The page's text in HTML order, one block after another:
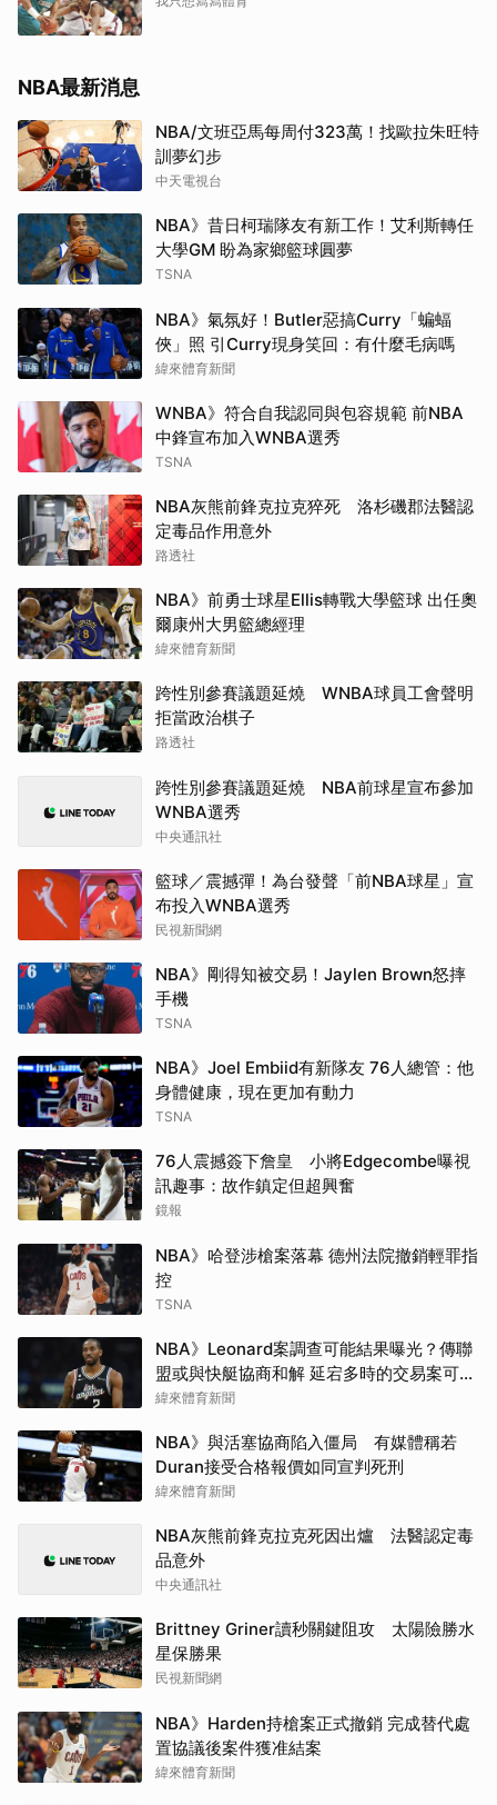
NBA最新消息
NBA/文班亞馬每周付323萬！找歐拉朱旺特
訓夢幻步
中天電視台
NBA》昔日柯瑞隊友有新工作！艾利斯轉任
大學GM 盼為家鄉籃球圓夢
TSNA
NBA》氣氛好！Butler惡搞Curry「蝙蝠
俠」照 引Curry現身笑回：有什麼毛病嗎
緯來體育新聞
WNBA》符合自我認同與包容規範 前NBA
中鋒宣布加入WNBA選秀
TSNA
NBA灰熊前鋒克拉克猝死 洛杉磯郡法醫認
定毒品作用意外
路透社
NBA》前勇士球星Ellis轉戰大學籃球 出任奧
爾康州大男籃總經理
緯來體育新聞
跨性別參賽議題延燒 WNBA球員工會聲明
拒當政治棋子
路透社
跨性別參賽議題延燒 NBA前球星宣布參加
WNBA選秀
中央通訊社
籃球／震撼彈！為台發聲「前NBA球星」宣
布投入WNBA選秀
民視新聞網
NBA》剛得知被交易！Jaylen Brown怒摔
手機
TSNA
NBA》Joel Embiid有新隊友 76人總管：他
身體健康，現在更加有動力
TSNA
76人震撼簽下詹皇 小將Edgecombe曝視
訊趣事：故作鎮定但超興奮
鏡報
NBA》哈登涉槍案落幕 德州法院撤銷輕罪指
控
TSNA
NBA》Leonard案調查可能結果曝光？傳聯
盟或與快艇協商和解 延宕多時的交易案可望
於開季前成行
緯來體育新聞
NBA》與活塞協商陷入僵局 有媒體稱若
Duran接受合格報價如同宣判死刑
緯來體育新聞
NBA灰熊前鋒克拉克死因出爐 法醫認定毒
品意外
中央通訊社
Brittney Griner讀秒關鍵阻攻 太陽險勝水
星保勝果
民視新聞網
NBA》Harden持槍案正式撤銷 完成替代處
置協議後案件獲准結案
緯來體育新聞